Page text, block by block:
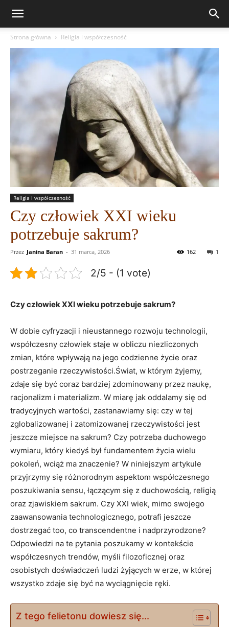
Strona główna Religia i współczesność
Religia i współczesność
Czy człowiek XXI wieku
potrzebuje sakrum?
Przez Janina Baran - 31 marca, 2026 1
162
2/5 - (1 vote)
Czy człowiek XXI wieku potrzebuje sakrum?
W dobie cyfryzacji i nieustannego rozwoju technologii,
współczesny człowiek staje w obliczu niezliczonych
zmian, które wpływają na jego codzienne życie oraz
postrzeganie rzeczywistości.Świat, w którym żyjemy,
zdaje się być coraz bardziej zdominowany przez naukę,
racjonalizm i materializm. W miarę jak oddalamy się od
tradycyjnych wartości, zastanawiamy się: czy w tej
zglobalizowanej i zatomizowanej rzeczywistości jest
jeszcze miejsce na sakrum? Czy potrzeba duchowego
wymiaru, który kiedyś był fundamentem życia wielu
pokoleń, wciąż ma znaczenie? W niniejszym artykule
przyjrzymy się różnorodnym aspektom współczesnego
poszukiwania sensu, łączącym się z duchowością, religią
oraz zjawiskiem sakrum. Czy XXI wiek, mimo swojego
zaawansowania technologicznego, potrafi jeszcze
dostrzegać too, co transcendentne i nadprzyrodzone?
Odpowiedzi na te pytania poszukamy w kontekście
współczesnych trendów, myśli filozoficznej oraz
osobistych doświadczeń ludzi żyjących w erze, w której
wszystko zdaje się być na wyciągnięcie ręki.
Z tego felietonu dowiesz się...